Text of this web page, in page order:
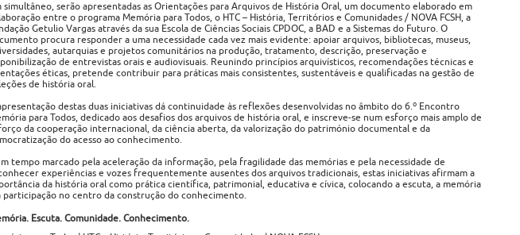
simultâneo, serão apresentadas as Orientações para Arquivos de História Oral, um documento elaborado em
entre o programa Memória para Todos, o HTC – História, Territórios e Comunidades / NOVA FCSH, a
Getulio Vargas através da sua Escola de Ciências Sociais CPDOC, a BAD e a Sistemas do Futuro. O
procura responder a uma necessidade cada vez mais evidente: apoiar arquivos, bibliotecas, museus,
autarquias e projetos comunitários na produção, tratamento, descrição, preservação e
de entrevistas orais e audiovisuais. Reunindo princípios arquivísticos, recomendações técnicas e
éticas, pretende contribuir para práticas mais consistentes, sustentáveis e qualificadas na gestão de
de história oral.
destas duas iniciativas dá continuidade às reflexões desenvolvidas no âmbito do 6.º Encontro
para Todos, dedicado aos desafios dos arquivos de história oral, e inscreve-se num esforço mais amplo de
da cooperação internacional, da ciência aberta, da valorização do património documental e da
do acesso ao conhecimento.
tempo marcado pela aceleração da informação, pela fragilidade das memórias e pela necessidade de
experiências e vozes frequentemente ausentes dos arquivos tradicionais, estas iniciativas afirmam a
da história oral como prática científica, patrimonial, educativa e cívica, colocando a escuta, a memória
participação no centro da construção do conhecimento.
Escuta. Comunidade. Conhecimento.